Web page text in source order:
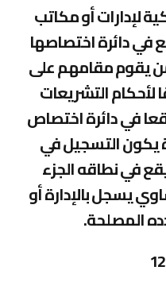
لإدارات أو مكاتب
في دائرة اختصاصها
يقوم مقامهم على
لأحكام التشريعات
في دائرة اختصاص
يكون التسجيل في
في نطاقه الجزء
يسجل بالإدارة أو
المصلحة.